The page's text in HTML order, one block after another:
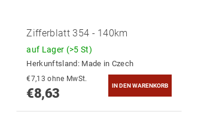
Zifferblatt 354 - 140km
auf Lager (>5 St)
Herkunftsland: Made in Czech
€7,13 ohne MwSt.
€8,63